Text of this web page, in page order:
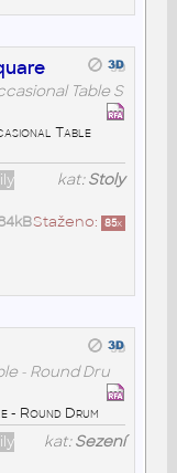
Table S
Table
kat:Stoly
Staženo: 85x
- Round Dru
- Round Drum
kat:Sezení